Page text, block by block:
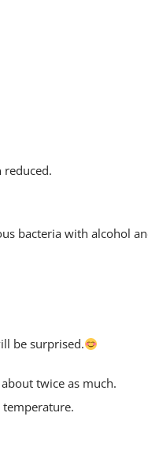
reduced.
bacteria with alcohol
be surprised.
twice as much.
temperature.